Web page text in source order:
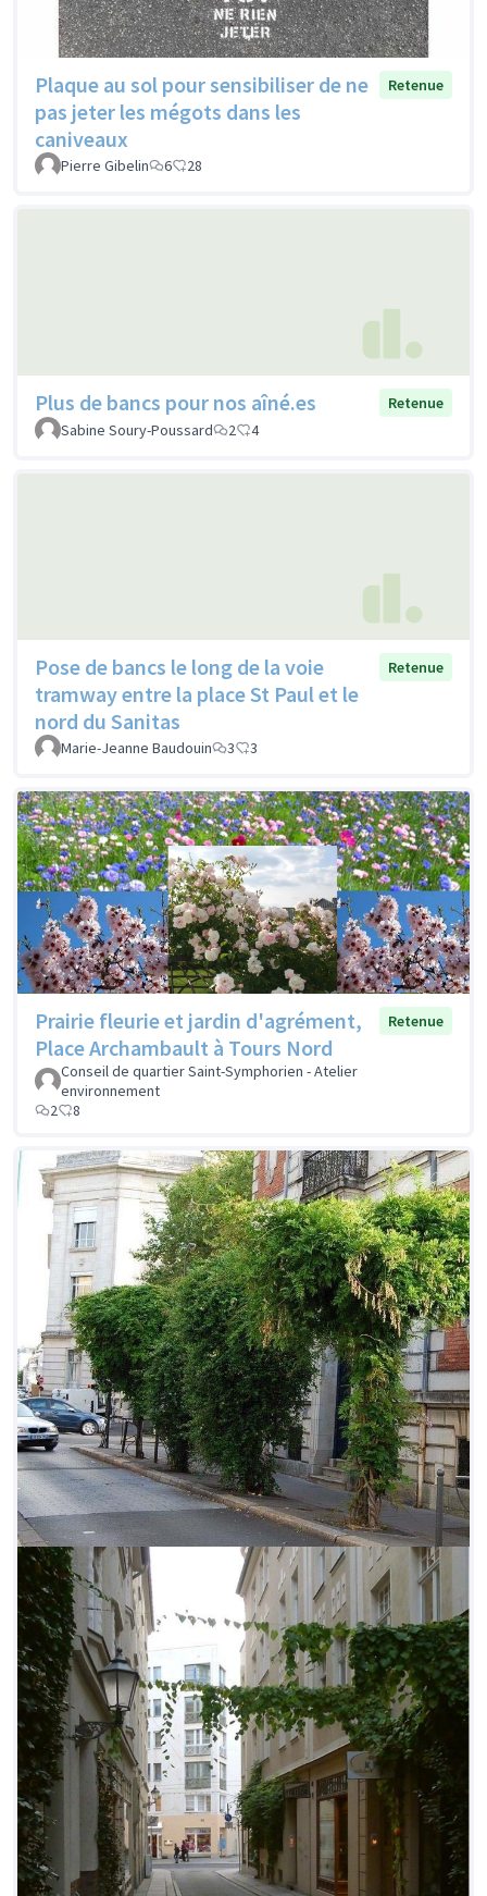
Plaque au sol pour sensibiliser de ne
pas jeter les mégots dans les
caniveaux
Retenue
Pierre Gibelin 6 28
Plus de bancs pour nos aîné.es
Retenue
Sabine Soury-Poussard
2 4
Pose de bancs le long de la voie
tramway entre la place St Paul et le
nord du Sanitas
Retenue
Marie-Jeanne Baudouin 3 3
Prairie fleurie et jardin d'agrément,
Place Archambault à Tours Nord
Retenue
Conseil de quartier Saint-Symphorien - Atelier
environnement
2
8